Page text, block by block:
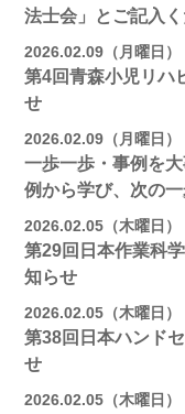
法士会」とご記入く
2026.02.09（月曜日）
第4回青森小児リハ
せ
2026.02.09（月曜日）
一歩一歩・事例を
例から学び、次の
2026.02.05（木曜日）
第29回日本作業科
知らせ
2026.02.05（木曜日）
第38回日本ハンド
せ
2026.02.05（木曜日）